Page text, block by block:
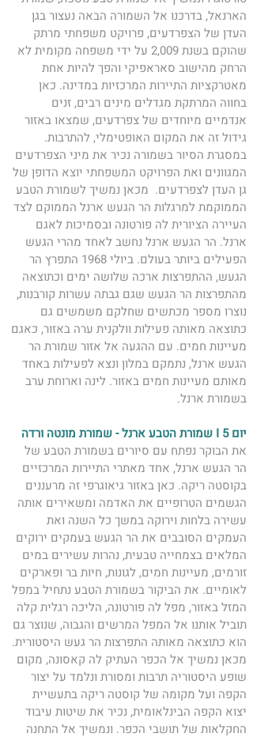
הארנאל, בדרכנו אל השמורה הבאה נעצור בגן
העדן של הצפרדעים, פרויקט משפחתי מרתק
שהוקם בשנת 2,009 על ידי משפחה מקומית לא
הרחק מהישוב סאראפיקי והפך להיות אחת
מאטרקציות התיירות המרכזיות במדינה. כאן
בחווה המרתקת מגדלים מינים רבים, זנים
אנדמיים מיוחדים של צפרדעים, שמצאו באזור
גידול זה את המקום האופטימלי, להתרבות.
במסגרת הסיור בשמורה נכיר את מיני הצפרדעים
המגוונים ואת הפרויקט המשפחתי יוצא הדופן של
גן העדן לצפרדעים.  מכאן נמשיך לשמורת הטבע
הממוקמת למרגלות הר הגעש ארנל הממוקם לצד
העיירה הציורית לה פורטונה ובסמיכות לאגם
ארנל. הר הגעש ארנל נחשב לאחד מהרי הגעש
הפעילים ביותר בעולם. ביולי 1968 התפרץ הר
הגעש, ההתפרצות ארכה שלושה ימים וכתוצאה
מהתפרצות הר הגעש שגם גבתה עשרות קורבנות,
נוצרו מספר מכתשים שחלקם משמשים גם
כתוצאה מאותה פעילות וולקנית ערה באזור, כאגם
מעיינות חמים. עם ההגעה אל אזור שמורת הר
הגעש ארנל, נתמקם במלון ונצא לפעילות באחד
מאותם מעיינות חמים באזור. לינה וארוחת ערב
בשמורת ארנל.
יום 5 I שמורת הטבע ארנל - שמורת מונטה ורדה
את הבוקר נפתח עם סיורים בשמורת הטבע של
הר הגעש ארנל, אחד מאתרי התיירות המרכזיים
בקוסטה ריקה. כאן באזור גיאוגרפי זה מרעננים
הגשמים הטרופיים את האדמה ומשאירים אותה
עשירה בלחות וירוקה במשך כל השנה ואת
העמקים הסובבים את הר הגעש בעמקים ירוקים
המלאים בצמחייה טבעית, נהרות עשירים במים
זורמים, מעיינות חמים, לגונות, חיות בר ופארקים
לאומיים. את הביקור בשמורת הטבע נתחיל במפל
המזל באזור, מפל לה פורטונה, הליכה רגלית קלה
תוביל אותנו אל המפל המרשים והגבוה, שנוצר גם
הוא כתוצאה מאותה התפרצות הר געש היסטורית.
מכאן נמשיך אל הכפר העתיק לה קאסונה, מקום
שופע היסטוריה תרבות ומסורת ונלמד על יצור
הקפה ועל מקומה של קוסטה ריקה בתעשיית
יצוא הקפה הבינלאומית, נכיר את שיטות עיבוד
החקלאות של תושבי הכפר. ונמשיך אל התחנה